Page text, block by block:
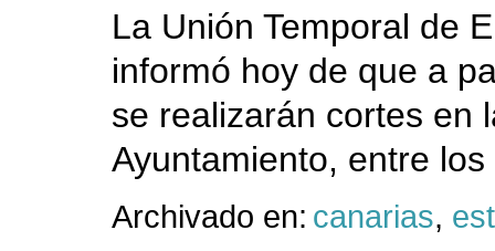
La Unión Temporal de
informó hoy de que a
se realizarán cortes en
Ayuntamiento, entre
Archivado en: canarias,